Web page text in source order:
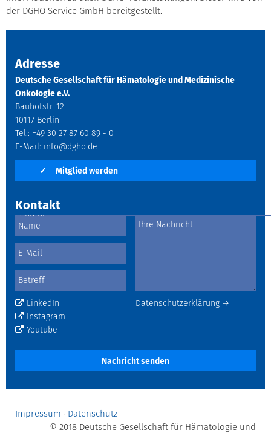
der DGHO Service GmbH bereitgestellt.
Adresse
Deutsche Gesellschaft für Hämatologie und Medizinische
Onkologie e.V.
Bauhofstr. 12
10117 Berlin
Tel.: +49 30 27 87 60 89 - 0
E-Mail: info@dgho.de
✓ Mitglied werden
Kontakt
Datenschutzerklärung →
LinkedIn
Instagram
Youtube
Nachricht senden
Impressum · Datenschutz
© 2018 Deutsche Gesellschaft für Hämatologie und